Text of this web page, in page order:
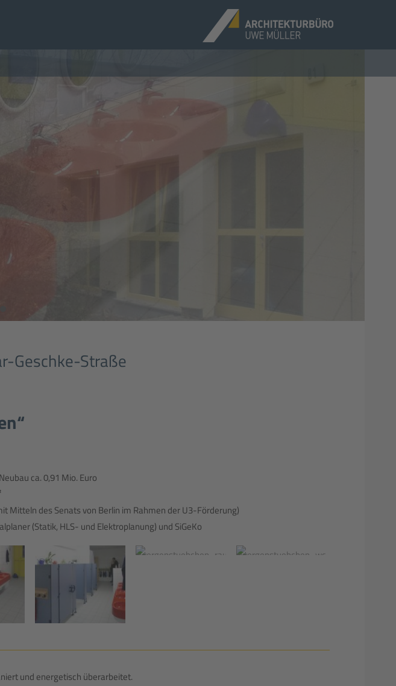
Geschke-Straße
ca. 0,91 Mio. Euro
Mitteln des Senats von Berlin im Rahmen der U3-Förderung)
(Statik, HLS- und Elektroplanung) und SiGeKo
und energetisch überarbeitet.